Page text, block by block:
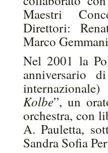
Maestri
Direttori:
Marco
Nel 2001 la
anniversario
Kolbe”, un
orchestra, con
A. Pauletta,
Sandra Sofia